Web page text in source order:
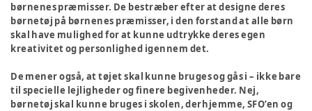
børnenes præmisser. De bestræber efter at designe deres
børnetøj på børnenes præmisser, i den forstand at alle børn
skal have mulighed for at kunne udtrykke deres egen
kreativitet og personlighed igennem det.
De mener også, at tøjet skal kunne bruges og gås i – ikke bare
til specielle lejligheder og finere begivenheder. Nej,
børnetøj skal kunne bruges i skolen, derhjemme, SFO’en og